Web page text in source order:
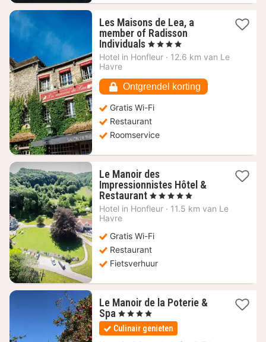
Les Maisons de Lea, a
member of Radisson
Individuals 1
nacht
€
, 4 Sterren
Hotel in Honfleur · 12.6 km van Le
Havre
Ontgrendel korting
Gratis Wi-Fi
Restaurant
Roomservice
Le Manoir des
Impressionnistes Hôtel &
Restaurant 1
nacht
€
, 5 Sterren
Hotel in Honfleur · 11.5 km van Le
Havre
Gratis Wi-Fi
Restaurant
Fietsverhuur
Le Manoir de la Poterie &
Spa 1
nacht
vanaf
, 4 Sterren
Culinair genieten